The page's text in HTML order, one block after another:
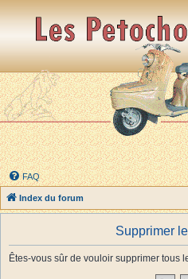
FAQ
Index du forum
Supprimer
Êtes-vous sûr de vouloir supprimer tous